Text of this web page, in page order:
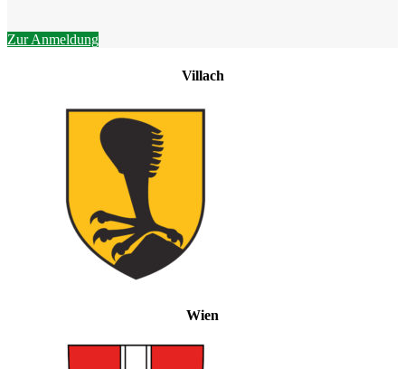
Zur Anmeldung
Villach
Wien